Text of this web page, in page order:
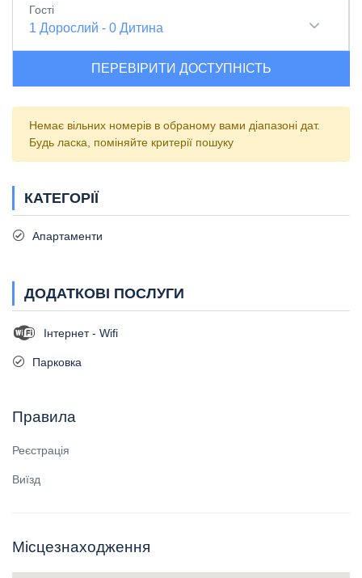
Гості
1 Дорослий - 0 Дитина
ПЕРЕВІРИТИ ДОСТУПНІСТЬ
Немає вільних номерів в обраному вами діапазоні дат.
Будь ласка, поміняйте критерії пошуку
КАТЕГОРІЇ
Апартаменти
ДОДАТКОВІ ПОСЛУГИ
Інтернет - Wifi
Парковка
Правила
Реєстрація
Виїзд
Місцезнаходження